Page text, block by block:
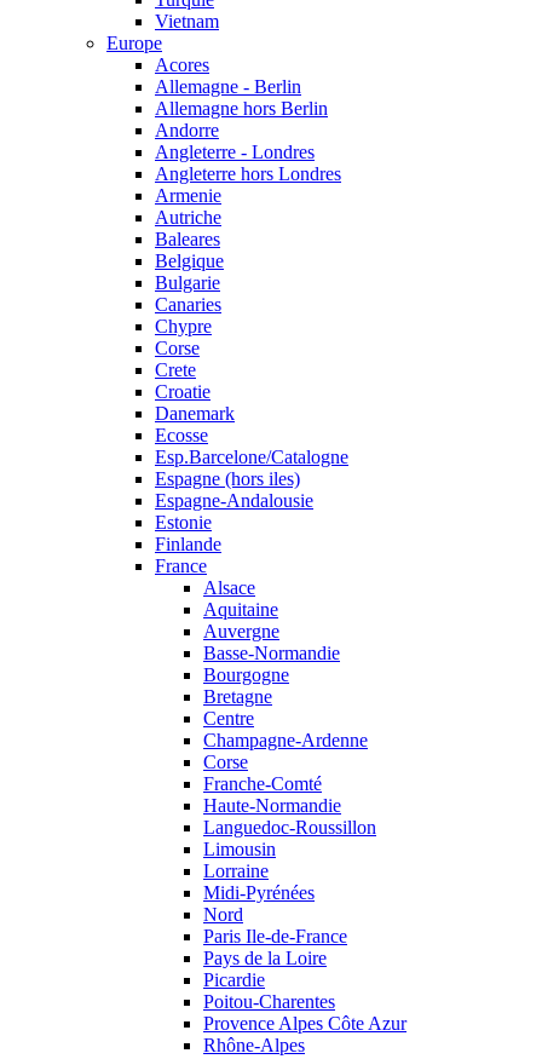
Vietnam
Europe
Acores
Allemagne - Berlin
Allemagne hors Berlin
Andorre
Angleterre - Londres
Angleterre hors Londres
Armenie
Autriche
Baleares
Belgique
Bulgarie
Canaries
Chypre
Corse
Crete
Croatie
Danemark
Ecosse
Esp.Barcelone/Catalogne
Espagne (hors iles)
Espagne-Andalousie
Estonie
Finlande
France
Alsace
Aquitaine
Auvergne
Basse-Normandie
Bourgogne
Bretagne
Centre
Champagne-Ardenne
Corse
Franche-Comté
Haute-Normandie
Languedoc-Roussillon
Limousin
Lorraine
Midi-Pyrénées
Nord
Paris Ile-de-France
Pays de la Loire
Picardie
Poitou-Charentes
Provence Alpes Côte Azur
Rhône-Alpes